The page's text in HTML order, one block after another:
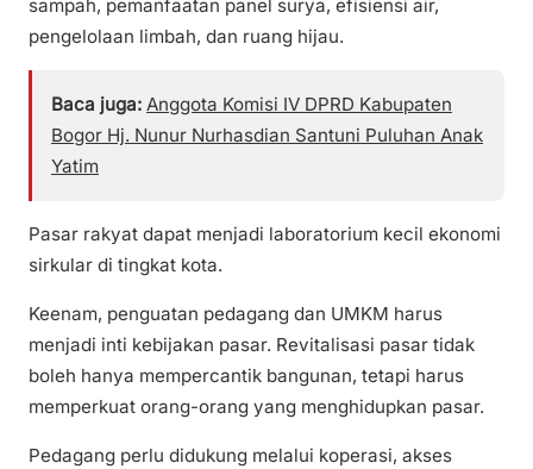
sampah, pemanfaatan panel surya, efisiensi air,
pengelolaan limbah, dan ruang hijau.
Baca juga: Anggota Komisi IV DPRD Kabupaten
Bogor Hj. Nunur Nurhasdian Santuni Puluhan Anak
Yatim
Pasar rakyat dapat menjadi laboratorium kecil ekonomi
sirkular di tingkat kota.
Keenam, penguatan pedagang dan UMKM harus
menjadi inti kebijakan pasar. Revitalisasi pasar tidak
boleh hanya mempercantik bangunan, tetapi harus
memperkuat orang-orang yang menghidupkan pasar.
Pedagang perlu didukung melalui koperasi, akses